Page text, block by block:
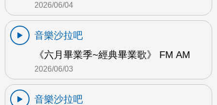
2026/06/04
音樂沙拉吧
《六月畢業季~經典畢業歌》 FM AM
2026/06/03
音樂沙拉吧